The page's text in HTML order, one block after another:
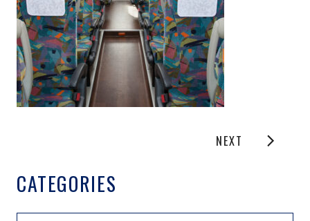
NEXT
CATEGORIES